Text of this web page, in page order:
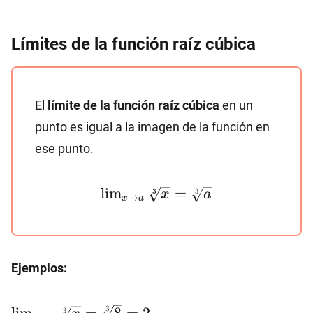
Límites de la función raíz cúbica
El límite de la función raíz cúbica en un
punto es igual a la imagen de la función en
ese punto.
\lim_{x\to
a}\sqrt[3]
limx→a
3 x = 3 a
Ejemplos:
\lim_{x\to
3 3